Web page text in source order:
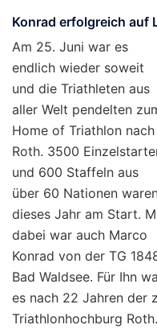
Konrad erfolgreich auf
Am 25. Juni war es
endlich wieder soweit
und die Triathleten aus
aller Welt pendelten
Home of Triathlon nach
Roth. 3500
und 600 Staffeln aus
über 60 Nationen
dieses Jahr am Start.
dabei war auch Marco
Konrad von der TG
Bad Waldsee. Für Ihn
es nach 22 Jahren der
Triathlonhochburg